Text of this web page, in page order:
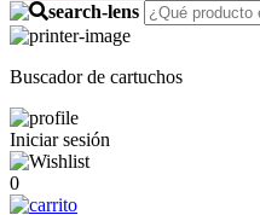
Buscador de cartuchos
Iniciar sesión
0